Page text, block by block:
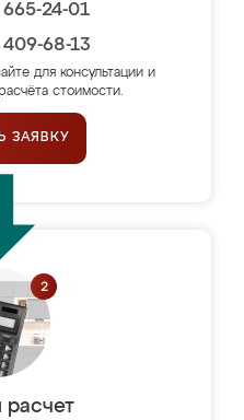
24-01
68-13
для консультации и
стоимости.
ЗАЯВКУ
расчет